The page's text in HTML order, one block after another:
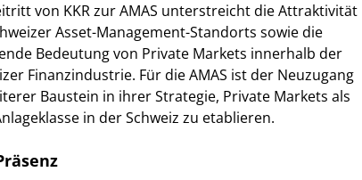
von KKR zur AMAS unterstreicht die Attraktivität
Asset-Management-Standorts sowie die
Bedeutung von Private Markets innerhalb der
Finanzindustrie. Für die AMAS ist der Neuzugang
Baustein in ihrer Strategie, Private Markets als
in der Schweiz zu etablieren.